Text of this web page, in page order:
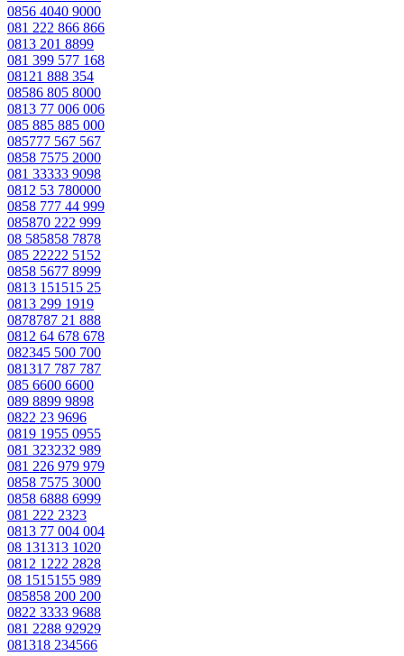
0856 4040 9000
081 222 866 866
0813 201 8899
081 399 577 168
08121 888 354
08586 805 8000
0813 77 006 006
085 885 885 000
085777 567 567
0858 7575 2000
081 33333 9098
0812 53 780000
0858 777 44 999
085870 222 999
08 585858 7878
085 22222 5152
0858 5677 8999
0813 151515 25
0813 299 1919
0878787 21 888
0812 64 678 678
082345 500 700
081317 787 787
085 6600 6600
089 8899 9898
0822 23 9696
0819 1955 0955
081 323232 989
081 226 979 979
0858 7575 3000
0858 6888 6999
081 222 2323
0813 77 004 004
08 131313 1020
0812 1222 2828
08 1515155 989
085858 200 200
0822 3333 9688
081 2288 92929
081318 234566